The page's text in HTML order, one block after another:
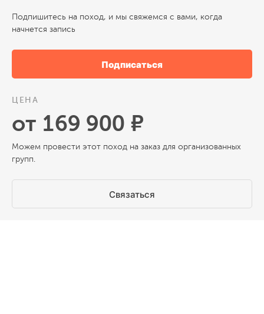
Подпишитесь на поход, и мы свяжемся с вами, когда
начнется запись
Подписаться
ЦЕНА
от 169 900 ₽
Можем провести этот поход на заказ для организованных
групп.
Связаться